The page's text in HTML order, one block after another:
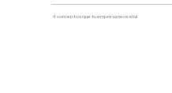
4 conceptos que tu empresa necesita!